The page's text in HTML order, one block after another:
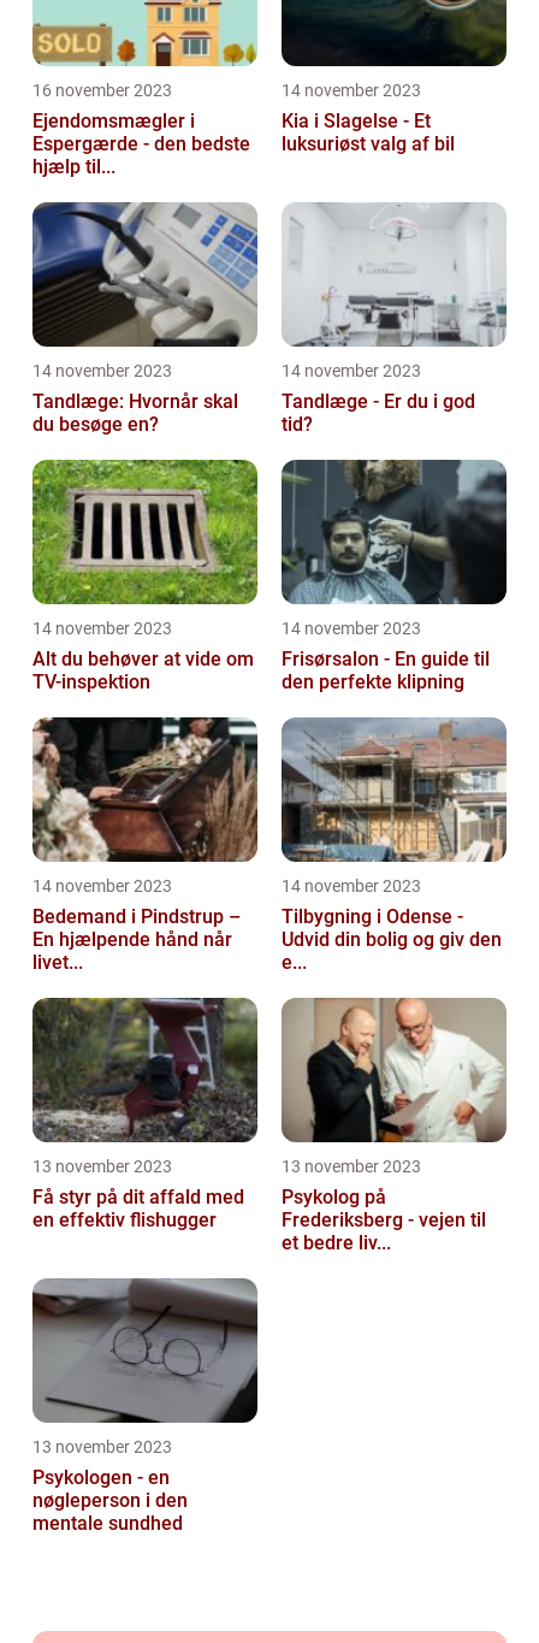
16 november 2023
Ejendomsmægler i
Espergærde - den bedste
hjælp til...
14 november 2023
Kia i Slagelse - Et
luksuriøst valg af bil
14 november 2023
Tandlæge: Hvornår skal
du besøge en?
14 november 2023
Tandlæge - Er du i god
tid?
14 november 2023
Alt du behøver at vide om
TV-inspektion
14 november 2023
Frisørsalon - En guide til
den perfekte klipning
14 november 2023
Bedemand i Pindstrup –
En hjælpende hånd når
livet...
14 november 2023
Tilbygning i Odense -
Udvid din bolig og giv den
e...
13 november 2023
Få styr på dit affald med
en effektiv flishugger
13 november 2023
Psykolog på
Frederiksberg - vejen til
et bedre liv...
13 november 2023
Psykologen - en
nøgleperson i den
mentale sundhed